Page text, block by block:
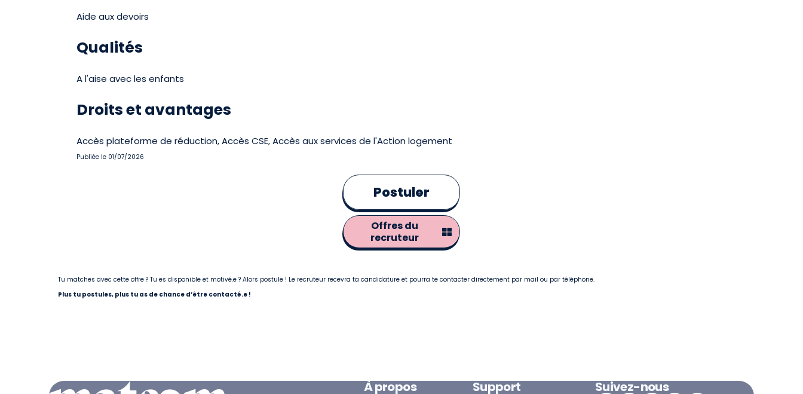
Aide aux devoirs
Qualités
A l'aise avec les enfants
Droits et avantages
Accès plateforme de réduction, Accès CSE, Accès aux services de l'Action logement
Publiée le 01/07/2026
Postuler
Offres du
recruteur
Tu matches avec cette offre ? Tu es disponible et motivé.e ? Alors postule ! Le recruteur recevra ta candidature et pourra te contacter directement par mail ou par téléphone.
Plus tu postules, plus tu as de chance d’être contacté.e !
À propos Support Suivez-nous